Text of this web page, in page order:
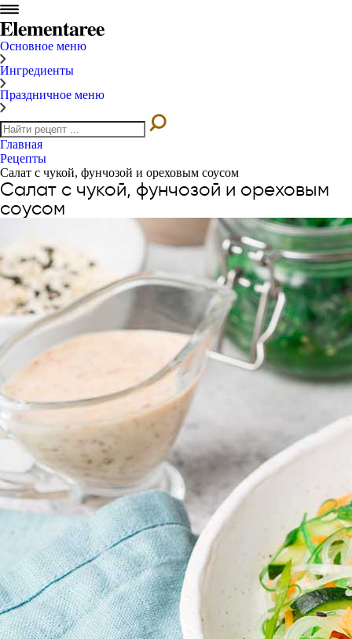
Основное меню
Ингредиенты
Праздничное меню
Главная
Рецепты
Салат с чукой, фунчозой и ореховым соусом
Салат с чукой, фунчозой и ореховым
соусом